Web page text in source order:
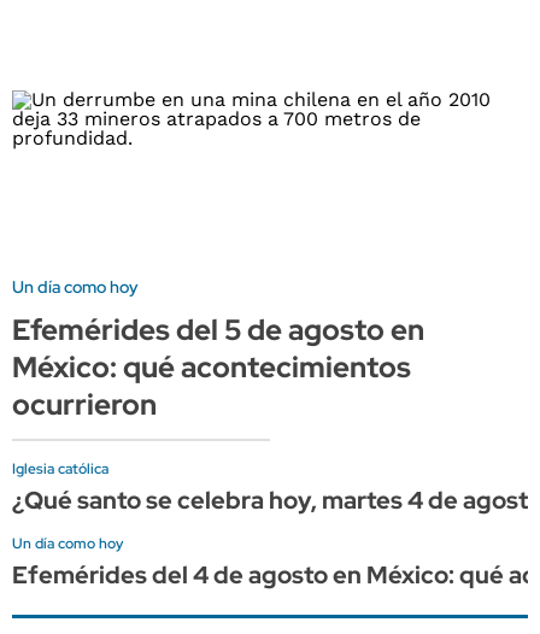
Un día como hoy
Efemérides del 5 de agosto en
México: qué acontecimientos
ocurrieron
Iglesia católica
¿Qué santo se celebra hoy, martes 4 de
Un día como hoy
Efemérides del 4 de agosto en México: qué